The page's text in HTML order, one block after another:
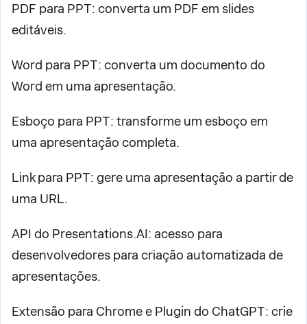
PDF para PPT: converta um PDF em slides
editáveis.
Word para PPT: converta um documento do
Word em uma apresentação.
Esboço para PPT: transforme um esboço em
uma apresentação completa.
Link para PPT: gere uma apresentação a partir de
uma URL.
API do Presentations.AI: acesso para
desenvolvedores para criação automatizada de
apresentações.
Extensão para Chrome e Plugin do ChatGPT: crie